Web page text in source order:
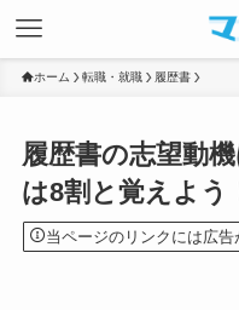
ホーム 転職・就職 履歴書
履歴書の志望動
は8割と覚えよう
当ページのリンクには広告